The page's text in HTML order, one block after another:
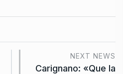
NEXT NEWS
Carignano: «Que la